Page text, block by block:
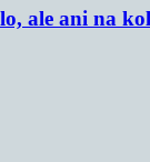
ale ani na